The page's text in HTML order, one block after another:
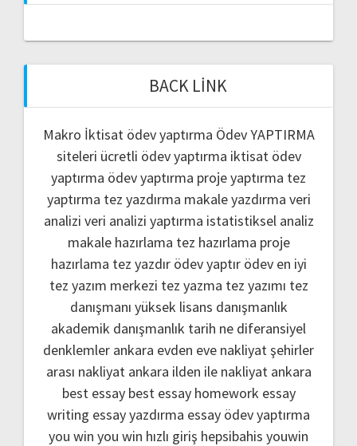
BACK LINK
Makro İktisat ödev yaptırma Ödev YAPTIRMA
siteleri ücretli ödev yaptırma iktisat ödev
yaptırma ödev yaptırma proje yaptırma tez
yaptırma tez yazdırma makale yazdırma veri
analizi veri analizi yaptırma istatistiksel analiz
makale hazırlama tez hazırlama proje
hazırlama tez yazdır ödev yaptır ödev en iyi
tez yazım merkezi tez yazma tez yazımı tez
danışmanı yüksek lisans danışmanlık
akademik danışmanlık tarih ne diferansiyel
denklemler ankara evden eve nakliyatşehirler
arası nakliyat ankara ilden ile nakliyat ankara
best essay best essay homework essay
writing essay yazdırma essay ödev yaptırma
you win you win hızlı giriş hepsibahis youwin